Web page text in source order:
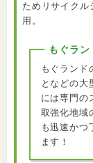
ためリサイクル
用。
もぐラン
もぐランド
となどの大
には専門の
取強化地域
も迅速かつ
ます！